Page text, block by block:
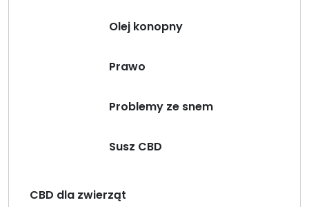
Olej konopny
Prawo
Problemy ze snem
Susz CBD
CBD dla zwierząt